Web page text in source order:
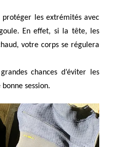
protéger les extrémités avec
En effet, si la tête, les
votre corps se régulera
chances d’éviter les
session.